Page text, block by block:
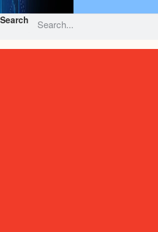
Search